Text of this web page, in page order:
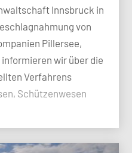
Innsbruck in
von
Pillersee,
wir über die
Verfahrens
Schützenwesen